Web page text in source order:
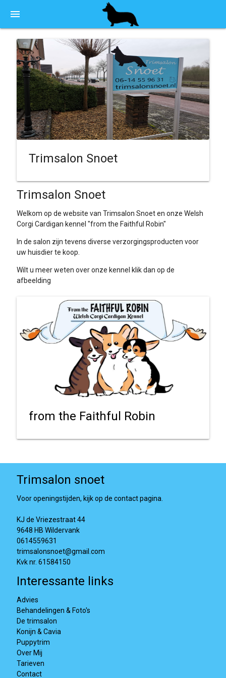
menu
Trimsalon Snoet
Trimsalon Snoet
Welkom op de website van Trimsalon Snoet en onze Welsh
Corgi Cardigan kennel "from the Faithful Robin"
In de salon zijn tevens diverse verzorgingsproducten voor
uw huisdier te koop.
Wilt u meer weten over onze kennel klik dan op de
afbeelding
from the Faithful Robin
Trimsalon snoet
Voor openingstijden, kijk op de contact pagina.
KJ de Vriezestraat 44
9648 HB Wildervank
0614559631
trimsalonsnoet@gmail.com
Kvk nr. 61584150
Interessante links
Advies
Behandelingen & Foto's
De trimsalon
Konijn & Cavia
Puppytrim
Over Mij
Tarieven
Contact